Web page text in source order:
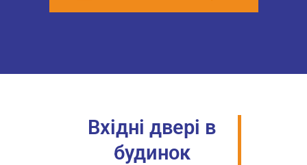
Вхідні двері в
будинок